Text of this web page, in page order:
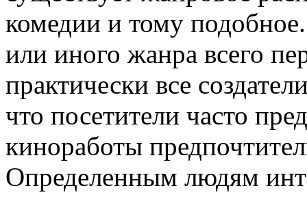
комедии и тому
или иного жанра всего
практически все
что посетители часто
киноработы
Определенным людям